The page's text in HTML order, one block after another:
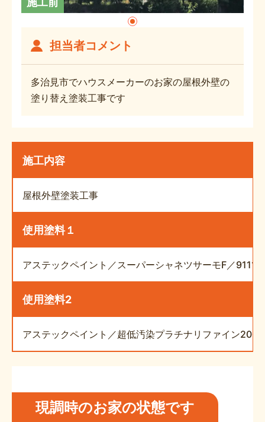
担当者コメント
多治見市でハウスメーカーのお家の屋根外壁の
塗り替え塗装工事です
施工内容
屋根外壁塗装工事
使用塗料１
アステックペイント／スーパーシャネツサーモF／
使用塗料2
アステックペイント／超低汚染プラチナリファイン
現調時のお家の状態です